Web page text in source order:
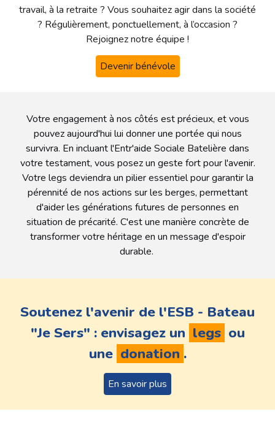
travail, à la retraite ? Vous souhaitez agir dans la société
? Régulièrement, ponctuellement, à l’occasion ?
Rejoignez notre équipe !
Devenir bénévole
Votre engagement à nos côtés est précieux, et vous
pouvez aujourd'hui lui donner une portée qui nous
survivra. En incluant l'Entr'aide Sociale Batelière dans
votre testament, vous posez un geste fort pour l'avenir.
Votre legs deviendra un pilier essentiel pour garantir la
pérennité de nos actions sur les berges, permettant
d'aider les générations futures de personnes en
situation de précarité. C'est une manière concrète de
transformer votre héritage en un message d'espoir
durable.
Soutenez l'avenir de l'ESB - Bateau
"Je Sers" : envisagez un legs ou
une donation .
En savoir plus